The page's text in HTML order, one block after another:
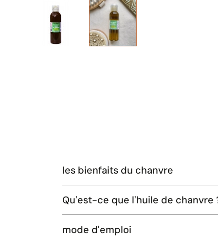
les bienfaits du chanvre
Qu'est-ce que l'huile de chanvre
mode d'emploi